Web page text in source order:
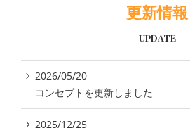
更新情報
UPDATE
2026/05/20
コンセプトを更新しました
2025/12/25